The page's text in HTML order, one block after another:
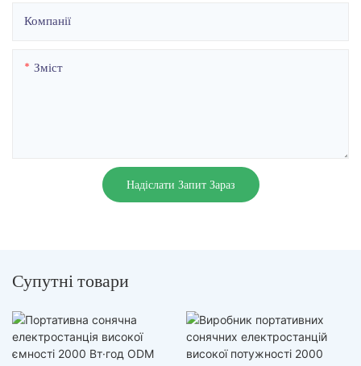
Компанії
Зміст
Надіслати Запит Зараз
Супутні товари